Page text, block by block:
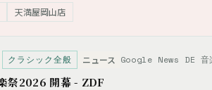
天満屋岡山店
クラシック全般 ニュース Google News DE 音
祭2026 開幕 - ZDF